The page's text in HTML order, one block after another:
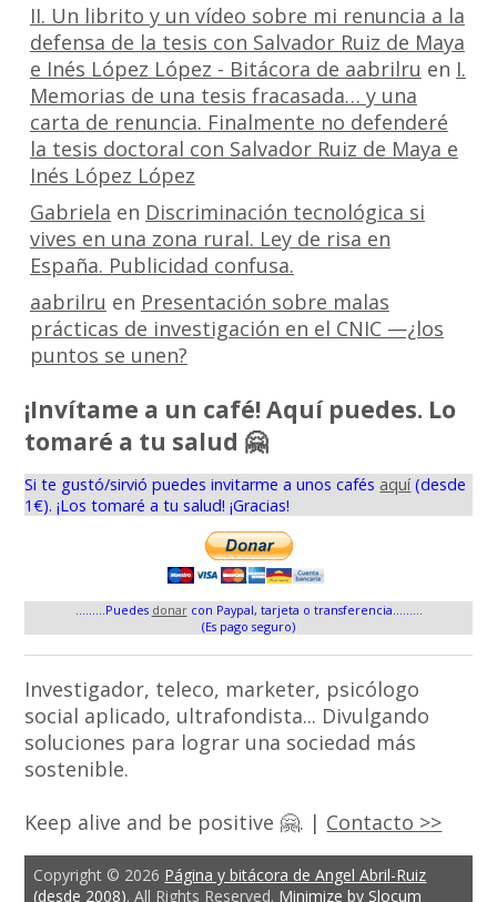
II. Un librito y un vídeo sobre mi renuncia a la
defensa de la tesis con Salvador Ruiz de Maya
e Inés López López - Bitácora de aabrilru en I.
Memorias de una tesis fracasada… y una
carta de renuncia. Finalmente no defenderé
la tesis doctoral con Salvador Ruiz de Maya e
Inés López López
Gabriela en Discriminación tecnológica si
vives en una zona rural. Ley de risa en
España. Publicidad confusa.
aabrilru en Presentación sobre malas
prácticas de investigación en el CNIC —¿los
puntos se unen?
¡Invítame a un café! Aquí puedes. Lo
tomaré a tu salud 🤗
Si te gustó/sirvió puedes invitarme a unos cafés aquí(desde
1€). ¡Los tomaré a tu salud! ¡Gracias!
.........Puedes donarcon Paypal, tarjeta o transferencia.........
(Es pago seguro)
Investigador, teleco, marketer, psicólogo
social aplicado, ultrafondista... Divulgando
soluciones para lograr una sociedad más
sostenible.
Keep alive and be positive 🤗. | Contacto >>
Copyright © 2026 Página y bitácora de Angel Abril-Ruiz
(desde 2008). All Rights Reserved. Minimize by Slocum